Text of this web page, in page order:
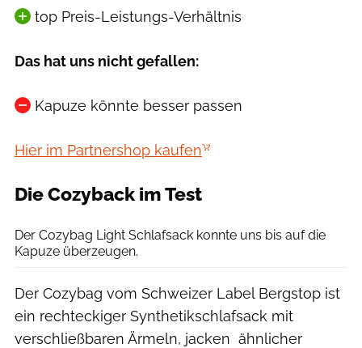
top Preis-Leistungs-Verhältnis
Das hat uns nicht gefallen:
Kapuze könnte besser passen
Hier im Partnershop kaufen
Die Cozyback im Test
Der Cozybag Light Schlafsack konnte uns bis auf die
Kapuze überzeugen.
Der Cozybag vom Schweizer Label Bergstop ist
ein rechteckiger Synthetikschlafsack mit
verschließbaren Ärmeln, jacken ähnlicher